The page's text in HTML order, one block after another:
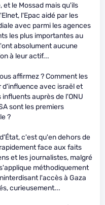
le Mossad mais qu'ils
l'Epac aidé par les
avec parmi les agences
les plus importantes au
absolument aucune
à leur actif...
affirmez ? Comment les
d'influence avec israël et
auprès de l'ONU
sont les premiers
?
c'est qu'en dehors de
face aux faits
et les journalistes, malgré
méthodiquement
l'accès à Gaza
curieusement...